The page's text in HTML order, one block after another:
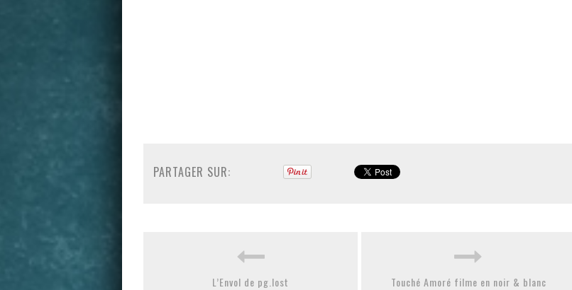
PARTAGER SUR:
L’Envol de pg.lost Touché Amoré filme en noir & blanc